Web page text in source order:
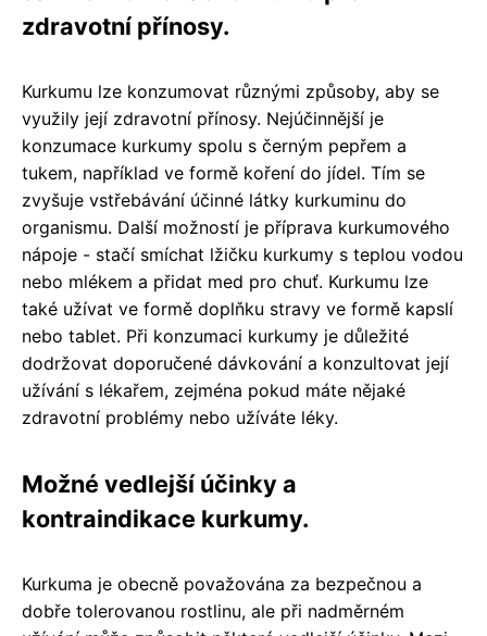
zdravotní přínosy.
Kurkumu lze konzumovat různými způsoby, aby se
využily její zdravotní přínosy. Nejúčinnější je
konzumace kurkumy spolu s černým pepřem a
tukem, například ve formě koření do jídel. Tím se
zvyšuje vstřebávání účinné látky kurkuminu do
organismu. Další možností je příprava kurkumového
nápoje - stačí smíchat lžičku kurkumy s teplou vodou
nebo mlékem a přidat med pro chuť. Kurkumu lze
také užívat ve formě doplňku stravy ve formě kapslí
nebo tablet. Při konzumaci kurkumy je důležité
dodržovat doporučené dávkování a konzultovat její
užívání s lékařem, zejména pokud máte nějaké
zdravotní problémy nebo užíváte léky.
Možné vedlejší účinky a
kontraindikace kurkumy.
Kurkuma je obecně považována za bezpečnou a
dobře tolerovanou rostlinu, ale při nadměrném